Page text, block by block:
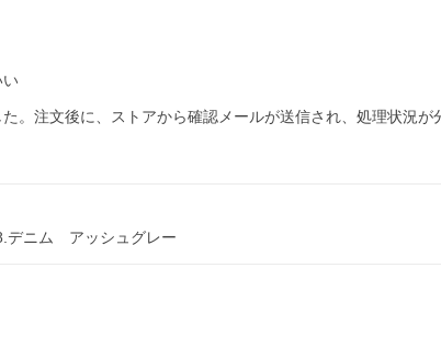
い
。注文後に、ストアから確認メールが送信され、処理状況
デニム アッシュグレー